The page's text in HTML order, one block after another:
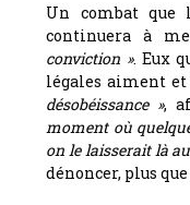
Un combat que
continuera à
conviction ». Eux
légales aiment
désobéissance »,
moment où
on le laisserait là
dénoncer, plus